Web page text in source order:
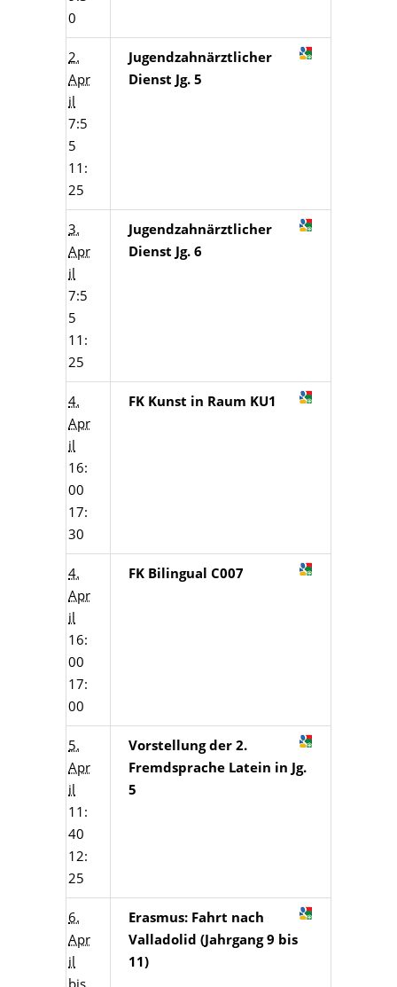
0
2.
Apr
il
7:5
5
11:
25
Jugendzahnärztlicher
Dienst Jg. 5
3.
Apr
il
7:5
5
11:
25
Jugendzahnärztlicher
Dienst Jg. 6
4.
Apr
il
16:
00
17:
30
FK Kunst in Raum KU1
4.
Apr
il
16:
00
17:
00
FK Bilingual C007
5.
Apr
il
11:
40
12:
25
Vorstellung der 2.
Fremdsprache Latein in Jg.
5
6.
Apr
il
bis
Erasmus: Fahrt nach
Valladolid (Jahrgang 9 bis
11)